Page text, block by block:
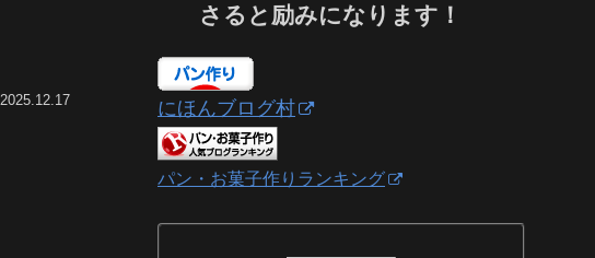
2025.12.17
さると励みになります！
にほんブログ村
パン・お菓子作りランキング